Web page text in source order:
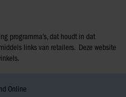
programma’s, dat houdt in dat
links van retailers. Deze website
Online